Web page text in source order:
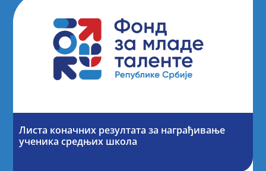
Листа коначних резултата за награђивање
ученика средњих школа